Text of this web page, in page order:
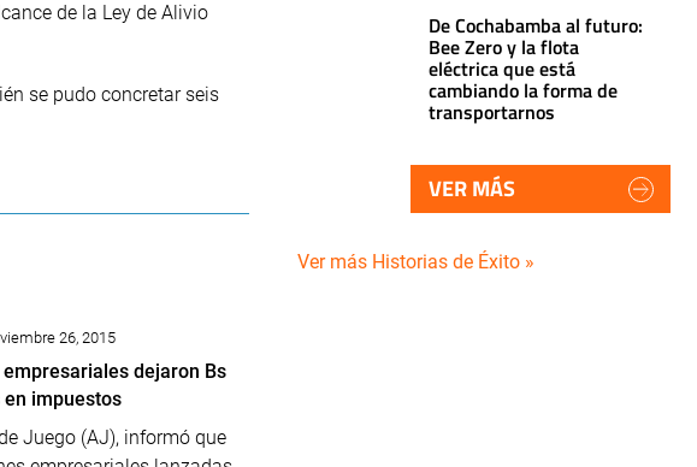
de la Ley de Alivio
se pudo concretar seis
26, 2015
dejaron Bs
impuestos
Juego (AJ), informó que
De Cochabamba al futuro:
Bee Zero y la flota
eléctrica que está
cambiando la forma de
transportarnos
VER MÁS
Ver más Historias de Éxito »